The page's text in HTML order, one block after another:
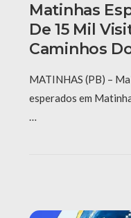
Matinhas
De 15 Mil
Caminhos
MATINHAS (PB) –
esperados em
…